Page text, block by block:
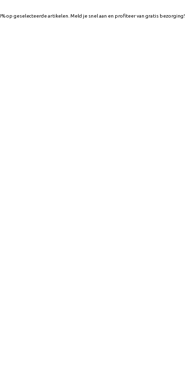
op geselecteerde artikelen. Meld je snel aan en profiteer van gratis bezorging!